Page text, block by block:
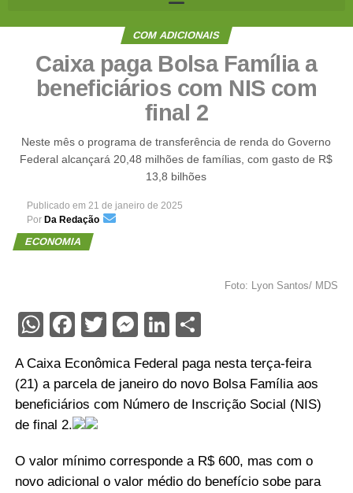
COM ADICIONAIS
Caixa paga Bolsa Família a
beneficiários com NIS com
final 2
Neste mês o programa de transferência de renda do Governo
Federal alcançará 20,48 milhões de famílias, com gasto de R$
13,8 bilhões
Publicado em 21 de janeiro de 2025
Por Da Redação
ECONOMIA
Foto: Lyon Santos/ MDS
WhatsApp
Facebook
Twitter
Messenger
LinkedIn
Share
A Caixa Econômica Federal paga nesta terça-feira
(21) a parcela de janeiro do novo Bolsa Família aos
beneficiários com Número de Inscrição Social (NIS)
de final 2.
O valor mínimo corresponde a R$ 600, mas com o
novo adicional o valor médio do benefício sobe para